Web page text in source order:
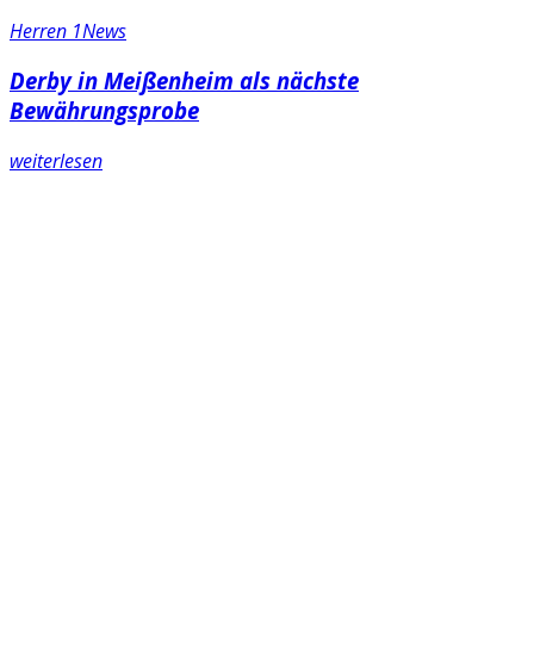
Herren 1News
Derby in Meißenheim als nächste
Bewährungsprobe
weiterlesen